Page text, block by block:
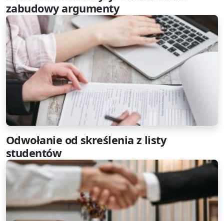
zabudowy argumenty
Odwołanie od skreślenia z listy
studentów